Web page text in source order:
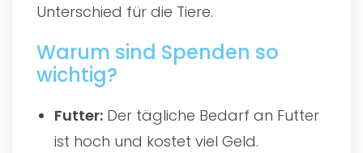
Unterschied für die Tiere.
Warum sind Spenden so
wichtig?
Futter: Der tägliche Bedarf an Futter
ist hoch und kostet viel Geld.